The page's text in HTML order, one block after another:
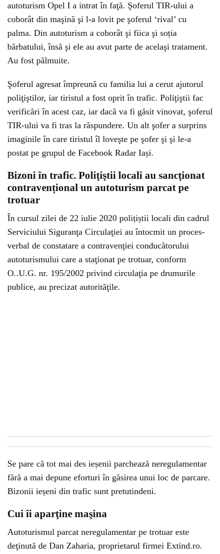
autoturism Opel I a intrat în faţă. Şoferul TIR-ului a
coborât din maşină şi l-a lovit pe şoferul ‘rival’ cu
palma. Din autoturism a coborât şi fiica şi soția
bărbatului, însă şi ele au avut parte de acelaşi tratament.
Au fost pălmuite.
Şoferul agresat împreună cu familia lui a cerut ajutorul
poliţiştilor, iar tiristul a fost oprit în trafic. Poliţiştii fac
verificări în acest caz, iar dacă va fi găsit vinovat, şoferul
TIR-ului va fi tras la răspundere. Un alt şofer a surprins
imaginile în care tiristul îl loveşte pe şofer şi şi le-a
postat pe grupul de Facebook Radar Iași.
Bizoni în trafic. Poliţiştii locali au sancţionat
contravențional un autoturism parcat pe
trotuar
În cursul zilei de 22 iulie 2020 polițiștii locali din cadrul
Serviciului Siguranţa Circulaţiei au întocmit un proces-
verbal de constatare a contravenţiei conducătorului
autoturismului care a staţionat pe trotuar, conform
O..U.G. nr. 195/2002 privind circulaţia pe drumurile
publice, au precizat autorităţile.
Se pare că tot mai des ieșenii parchează neregulamentar
fără a mai depune eforturi în găsirea unui loc de parcare.
Bizonii ieșeni din trafic sunt pretutindeni.
Cui îi aparţine maşina
Autoturismul parcat neregulamentar pe trotuar este
deţinută de Dan Zaharia, proprietarul firmei Extind.ro.